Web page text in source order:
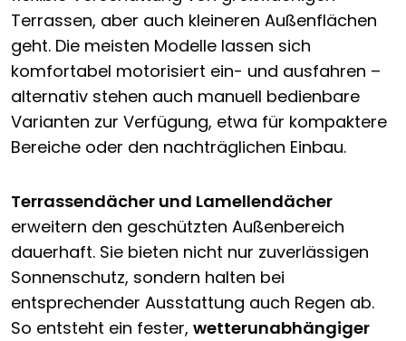
Terrassen, aber auch kleineren Außenflächen
geht. Die meisten Modelle lassen sich
komfortabel motorisiert ein- und ausfahren –
alternativ stehen auch manuell bedienbare
Varianten zur Verfügung, etwa für kompaktere
Bereiche oder den nachträglichen Einbau.
Terrassendächer und Lamellendächer
erweitern den geschützten Außenbereich
dauerhaft. Sie bieten nicht nur zuverlässigen
Sonnenschutz, sondern halten bei
entsprechender Ausstattung auch Regen ab.
So entsteht ein fester, wetterunabhängiger